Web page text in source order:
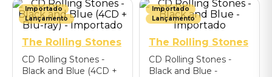
Importado
Lançamento
The Rolling Stones
CD Rolling Stones -
Black and Blue (4CD +
Importado
Lançamento
The Rolling Stones
CD Rolling Stones -
Black and Blue -